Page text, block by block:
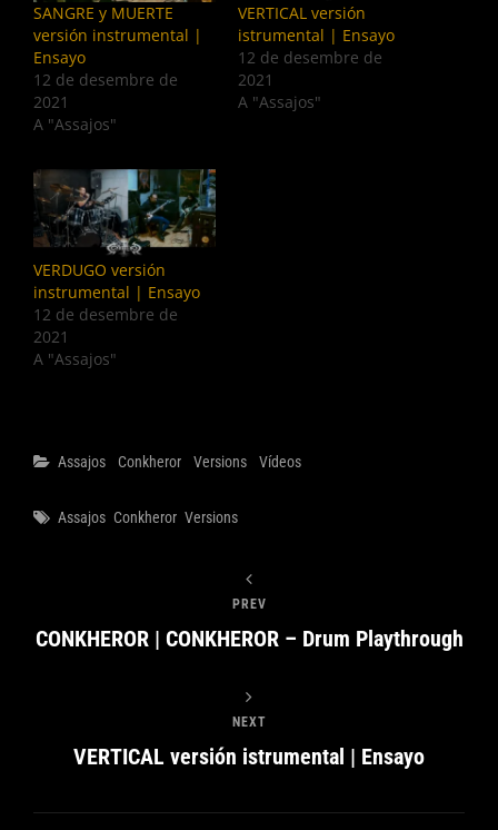
SANGRE y MUERTE
versión instrumental |
Ensayo
12 de desembre de
2021
A "Assajos"
VERTICAL versión
istrumental | Ensayo
12 de desembre de
2021
A "Assajos"
VERDUGO versión
instrumental | Ensayo
12 de desembre de
2021
A "Assajos"
Categories
Assajos Conkheror Versions Vídeos
Tags
Assajos Conkheror Versions
PREV
CONKHEROR | CONKHEROR – Drum Playthrough
NEXT
VERTICAL versión istrumental | Ensayo